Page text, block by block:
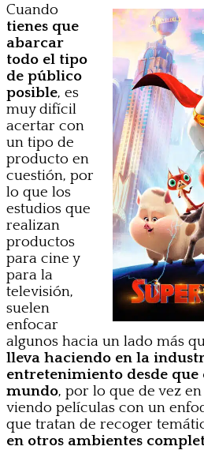
Cuando
tienes que
abarcar
todo el tipo
de público
posible, es
muy difícil
acertar con
un tipo de
producto en
cuestión, por
lo que los
estudios que
realizan
productos
para cine y
para la
televisión,
suelen
enfocar
algunos hacia un lado más
lleva haciendo en la
entretenimiento desde que
mundo, por lo que de vez
viendo películas con un
que tratan de recoger
en otros ambientes